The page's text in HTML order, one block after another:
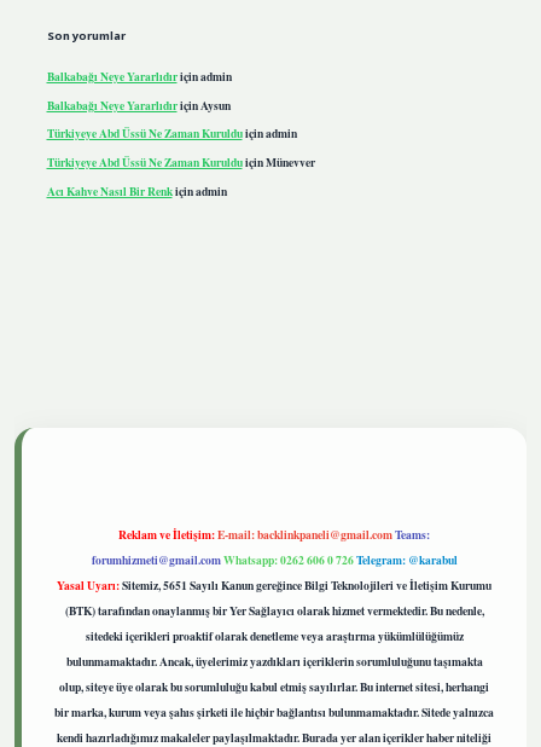
Son yorumlar
Balkabağı Neye Yararlıdıriçinadmin
Balkabağı Neye Yararlıdıriçin Aysun
Türkiyeye Abd Üssü Ne Zaman Kurulduiçinadmin
Türkiyeye Abd Üssü Ne Zaman KurulduiçinMünevver
Acı Kahve Nasıl Bir Renkiçinadmin
Reklam ve İletişim:E-mail:backlinkpaneli@gmail.comTeams:
forumhizmeti@gmail.comWhatsapp: 0262 606 0 726Telegram: @karabul
Yasal Uyarı:Sitemiz, 5651 Sayılı Kanun gereğince Bilgi Teknolojileri ve İletişim Kurumu
(BTK) tarafından onaylanmış bir Yer Sağlayıcı olarak hizmet vermektedir. Bu nedenle,
sitedeki içerikleri proaktif olarak denetleme veya araştırma yükümlülüğümüz
bulunmamaktadır. Ancak, üyelerimiz yazdıkları içeriklerin sorumluluğunu taşımakta
olup, siteye üye olarak bu sorumluluğu kabul etmiş sayılırlar. Bu internet sitesi, herhangi
bir marka, kurum veya şahıs şirketi ile hiçbir bağlantısı bulunmamaktadır. Sitede yalnızca
kendi hazırladığımız makaleler paylaşılmaktadır. Burada yer alan içerikler haber niteliği